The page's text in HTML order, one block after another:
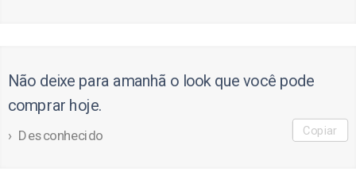
Não deixe para amanhã o look que você pode
comprar hoje.
Desconhecido Copiar